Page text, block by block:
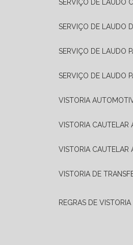
SERVIÇO DE LAUDO
SERVIÇO DE LAUDO
SERVIÇO DE LAUDO
SERVIÇO DE LAUDO
VISTORIA
VISTORIA
VISTORIA
VISTORIA DE
REGRAS DE VISTORIA